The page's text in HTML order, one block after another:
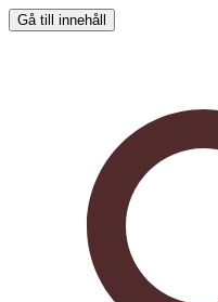
Gå till innehåll